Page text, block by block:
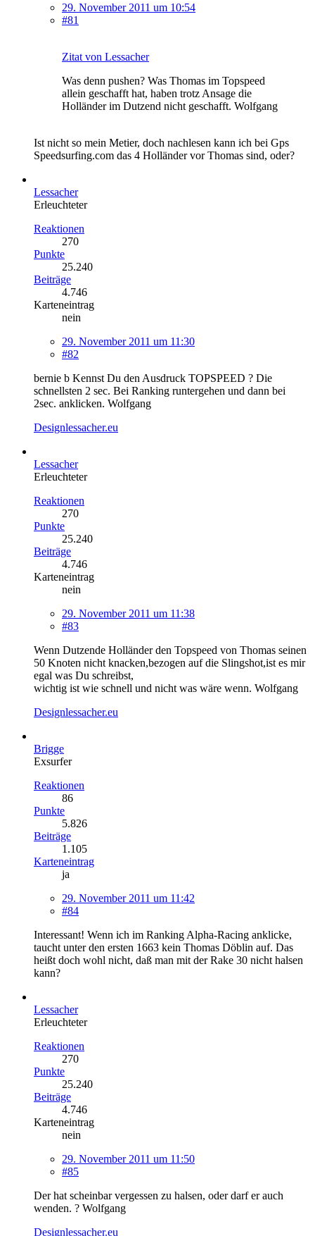
29. November 2011 um 10:54
#81
Zitat von Lessacher
Was denn pushen? Was Thomas im Topspeed
allein geschafft hat, haben trotz Ansage die
Holländer im Dutzend nicht geschafft. Wolfgang
Ist nicht so mein Metier, doch nachlesen kann ich bei Gps
Speedsurfing.com das 4 Holländer vor Thomas sind, oder?
Lessacher
Erleuchteter
Reaktionen
270
Punkte
25.240
Beiträge
4.746
Karteneintrag
nein
29. November 2011 um 11:30
#82
bernie b Kennst Du den Ausdruck TOPSPEED ? Die
schnellsten 2 sec. Bei Ranking runtergehen und dann bei
2sec. anklicken. Wolfgang
Designlessacher.eu
Lessacher
Erleuchteter
Reaktionen
270
Punkte
25.240
Beiträge
4.746
Karteneintrag
nein
29. November 2011 um 11:38
#83
Wenn Dutzende Holländer den Topspeed von Thomas seinen
50 Knoten nicht knacken,bezogen auf die Slingshot,ist es mir
egal was Du schreibst,
wichtig ist wie schnell und nicht was wäre wenn. Wolfgang
Designlessacher.eu
Brigge
Exsurfer
Reaktionen
86
Punkte
5.826
Beiträge
1.105
Karteneintrag
ja
29. November 2011 um 11:42
#84
Interessant! Wenn ich im Ranking Alpha-Racing anklicke,
taucht unter den ersten 1663 kein Thomas Döblin auf. Das
heißt doch wohl nicht, daß man mit der Rake 30 nicht halsen
kann?
Lessacher
Erleuchteter
Reaktionen
270
Punkte
25.240
Beiträge
4.746
Karteneintrag
nein
29. November 2011 um 11:50
#85
Der hat scheinbar vergessen zu halsen, oder darf er auch
wenden. ? Wolfgang
Designlessacher.eu